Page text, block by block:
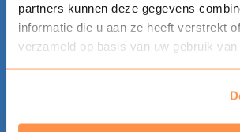
partners kunnen deze gegevens
informatie die u aan ze heeft verstrekt
verzameld op basis van uw gebruik